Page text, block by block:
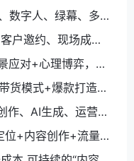
数字人、绿幕、多种
户邀约、现场成
应对+心理博弈，单
货模式+爆款打造，
作、AI生成、运营变
位+内容创作+流量获